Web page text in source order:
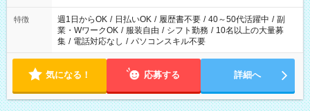
特徴 週1日からOK / 日払いOK / 履歴書不要 / 40～50代活躍中 / 副
業・WワークOK / 服装自由 / シフト勤務 / 10名以上の大量募
集 / 電話対応なし / パソコンスキル不要
気になる！ 応募する 詳細へ